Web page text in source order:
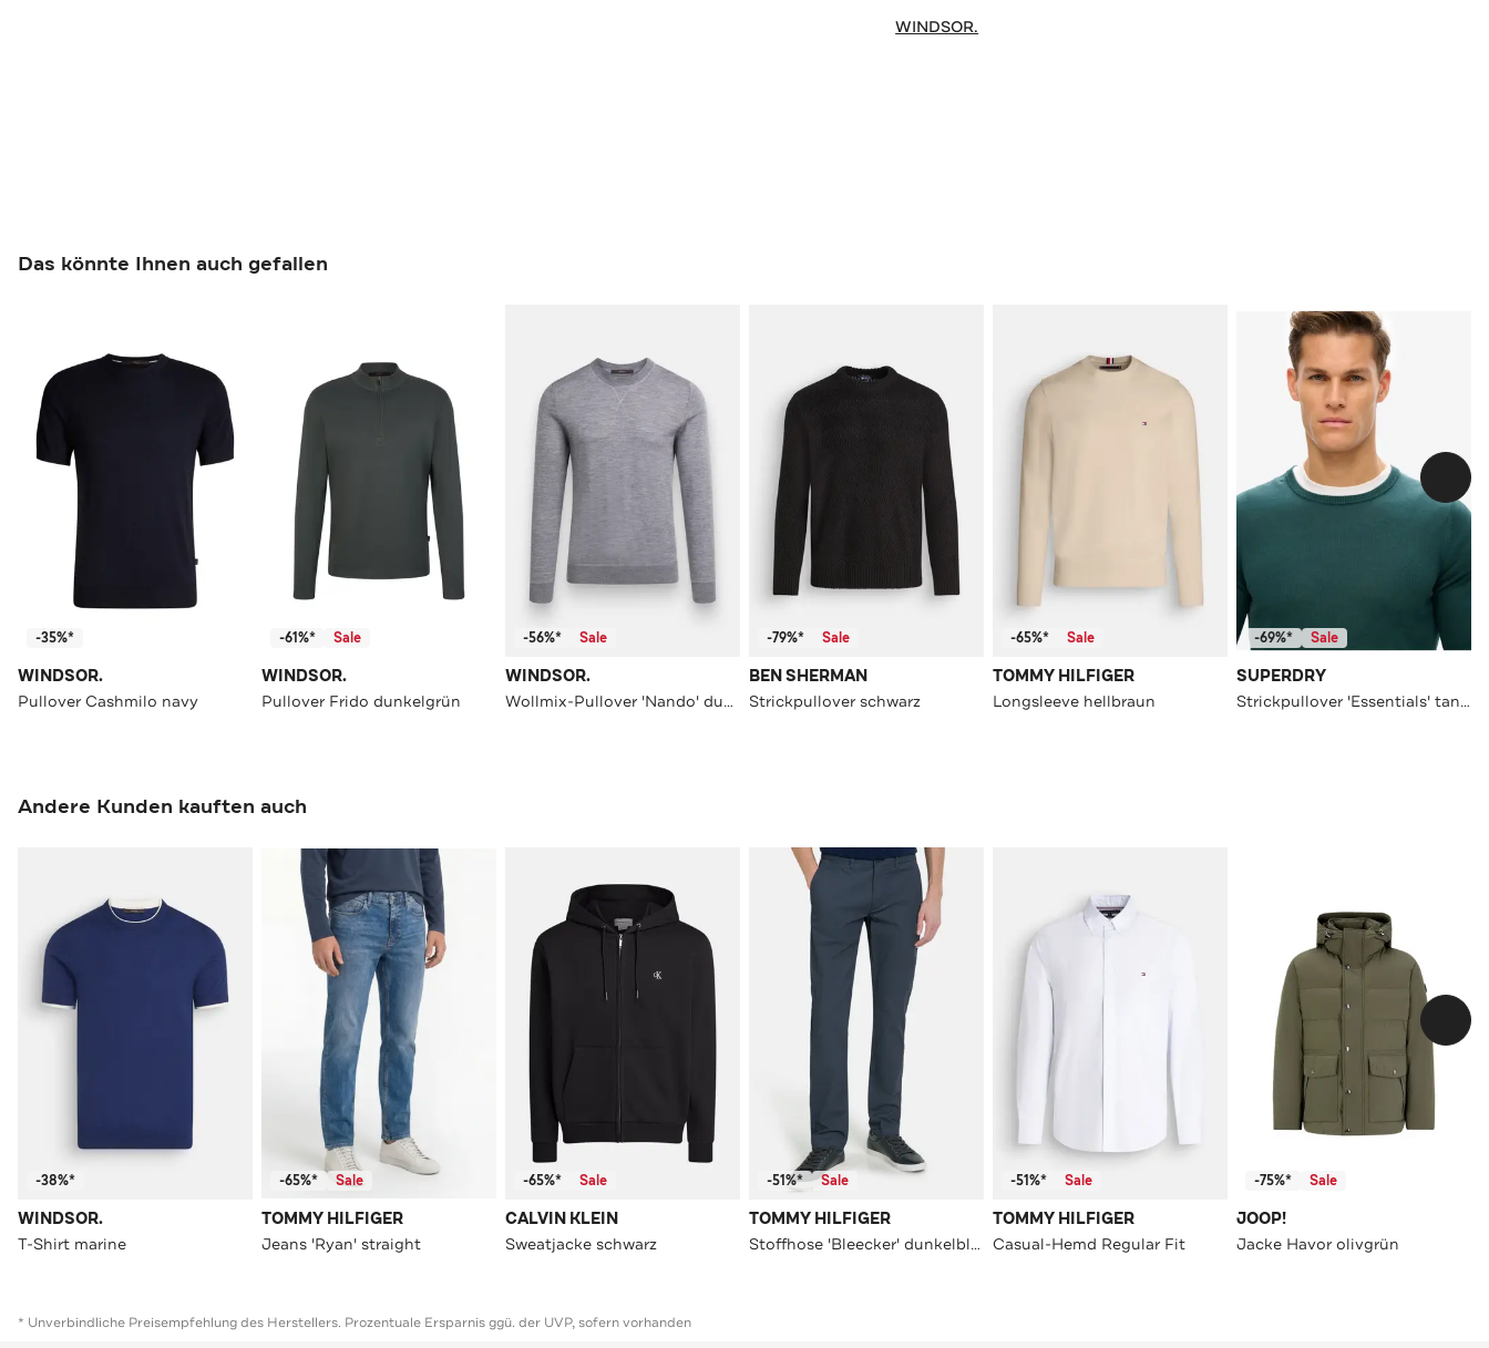
WINDSOR.
Das könnte Ihnen auch gefallen
-35%*
WINDSOR.
Pullover Cashmilo navy
-61%* Sale
WINDSOR.
Pullover Frido dunkelgrün
-56%* Sale
WINDSOR.
Wollmix-Pullover 'Nando' dunkelgrau
-79%* Sale
BEN SHERMAN
Strickpullover schwarz
-65%* Sale
TOMMY HILFIGER
Longsleeve hellbraun
-69%* Sale
SUPERDRY
Strickpullover 'Essentials' tannengrün
Andere Kunden kauften auch
-38%*
WINDSOR.
T-Shirt marine
-65%* Sale
TOMMY HILFIGER
Jeans 'Ryan' straight
-65%* Sale
CALVIN KLEIN
Sweatjacke schwarz
-51%* Sale
TOMMY HILFIGER
Stoffhose 'Bleecker' dunkelblau
-51%* Sale
TOMMY HILFIGER
Casual-Hemd Regular Fit
-75%* Sale
JOOP!
Jacke Havor olivgrün
* Unverbindliche Preisempfehlung des Herstellers. Prozentuale Ersparnis ggü. der UVP, sofern vorhanden